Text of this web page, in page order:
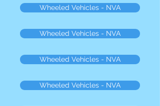
Wheeled Vehicles - NVA
Wheeled Vehicles - NVA
Wheeled Vehicles - NVA
Wheeled Vehicles - NVA